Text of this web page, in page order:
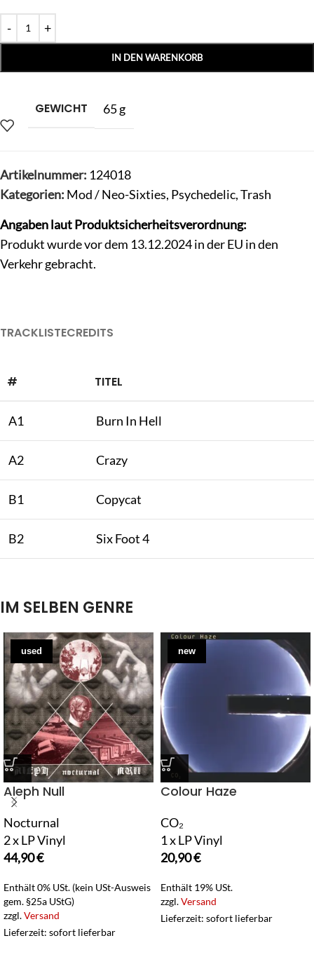
IN DEN WARENKORB
GEWICHT 65 g
Artikelnummer: 124018
Kategorien: Mod / Neo-Sixties, Psychedelic,Trash
Angaben laut Produktsicherheitsverordnung:
Produkt wurde vor dem 13.12.2024 in der EU in den
Verkehr gebracht.
TRACKLISTECREDITS
# TITEL
A1 Burn In Hell
A2 Crazy
B1 Copycat
B2 Six Foot 4
IM SELBEN GENRE
used
Aleph Null
Nocturnal
2 x LP Vinyl
44,90€
Enthält 0% USt. (kein USt-Ausweis
gem. §25a UStG)
zzgl.Versand
Lieferzeit: sofort lieferbar
new
Colour Haze
CO₂
1 x LP Vinyl
20,90€
Enthält 19% USt.
zzgl.Versand
Lieferzeit: sofort lieferbar